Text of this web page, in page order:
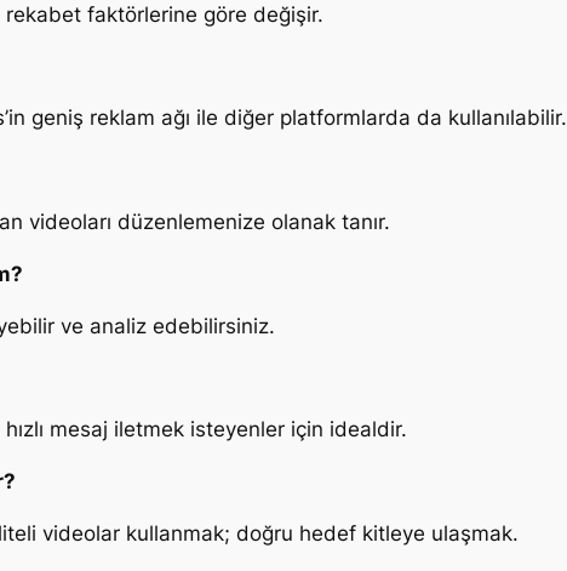
faktörlerine göre değişir.
geniş reklam ağı ile diğer platformlarda da kullanılabilir.
videoları düzenlemenize olanak tanır.
ve analiz edebilirsiniz.
mesaj iletmek isteyenler için idealdir.
videolar kullanmak; doğru hedef kitleye ulaşmak.